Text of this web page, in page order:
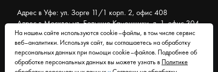
Адрес в Уфе: ул. Зорге 11/1 корп. 2, офис 408
Адрес в Москве: ул. Большие Каменщики, д. 1, офис 304
© 2007 - 2026 Муравейник. SEO-продвижение, реклама,
сайты. Находимся в Уфе, работаем со всем миром.
На нашем сайте используются cookie–файлы, в том числе сервис
веб–аналитики. Используя сайт, вы соглашаетесь на обработку
персональных данных при помощи cookie–файлов. Подробнее об
обработке персональных данных вы можете узнать в
Политике